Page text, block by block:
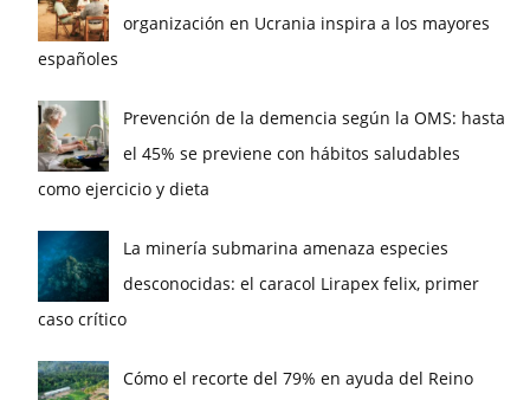
organización en Ucrania inspira a los mayores
españoles
Prevención de la demencia según la OMS: hasta
el 45% se previene con hábitos saludables
como ejercicio y dieta
La minería submarina amenaza especies
desconocidas: el caracol Lirapex felix, primer
caso crítico
Cómo el recorte del 79% en ayuda del Reino